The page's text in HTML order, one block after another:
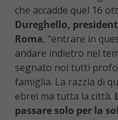
che accadde quel 16
Dureghello,
Roma, “entrare in
andare indietro nel
segnato noi tutti
famiglia. La razzia di
ebrei ma tutta la città.
passare solo per la